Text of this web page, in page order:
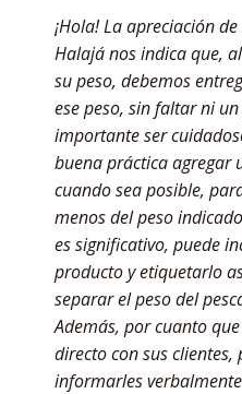
¡Hola! La apreciación
Halajá nos indica que,
su peso, debemos
ese peso, sin faltar ni
importante ser
buena práctica agregar
cuando sea posible,
menos del peso
es significativo, puede
producto y etiquetarlo
separar el peso del
Además, por cuanto
directo con sus
informarles